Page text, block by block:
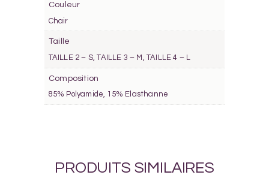
Couleur
Chair
Taille
TAILLE 2 – S, TAILLE 3 – M, TAILLE 4 – L
Composition
85% Polyamide, 15% Elasthanne
PRODUITS SIMILAIRES